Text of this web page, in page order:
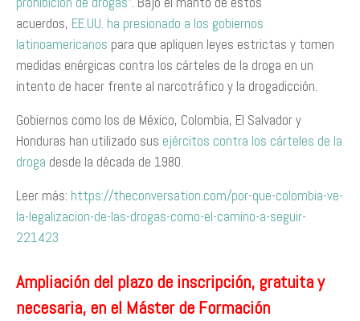
acuerdos, EE.UU. ha presionado a los gobiernos
latinoamericanos para que apliquen leyes estrictas y tomen
medidas enérgicas contra los cárteles de la droga en un
intento de hacer frente al narcotráfico y la drogadicción.
Gobiernos como los de México, Colombia, El Salvador y
Honduras han utilizado sus ejércitos contra los cárteles de la
droga desde la década de 1980.
Leer más: https://theconversation.com/por-que-colombia-ve-
la-legalizacion-de-las-drogas-como-el-camino-a-seguir-
221423
Ampliación del plazo de inscripción, gratuita y
necesaria, en el Máster de Formación